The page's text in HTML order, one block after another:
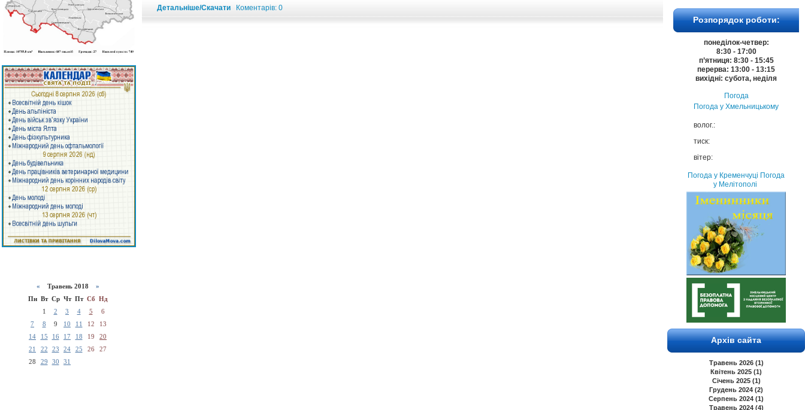
« Травень 2018 »
Пн Вт Ср Чт Пт Сб Нд
1
2 3 4 5
6
7
8 9 10 11 12
13
14
15 16 17 18 19
20
21
22 23 24 25 26
27
28
29 30 31
Розпорядок роботи:
понеділок-четвер:
8:30 - 17:00
п’ятниця: 8:30 - 15:45
перерва: 13:00 - 13:15
вихідні: субота, неділя
Погода
Погода у Хмельницькому
волог.:
тиск:
вітер:
Погода у Кременчуці Погода
у Мелітополі
Архів сайта
Травень 2026 (1)
Квітень 2025 (1)
Січень 2025 (1)
Грудень 2024 (2)
Серпень 2024 (1)
Травень 2024 (4)
Детальніше/Скачати Коментарів: 0